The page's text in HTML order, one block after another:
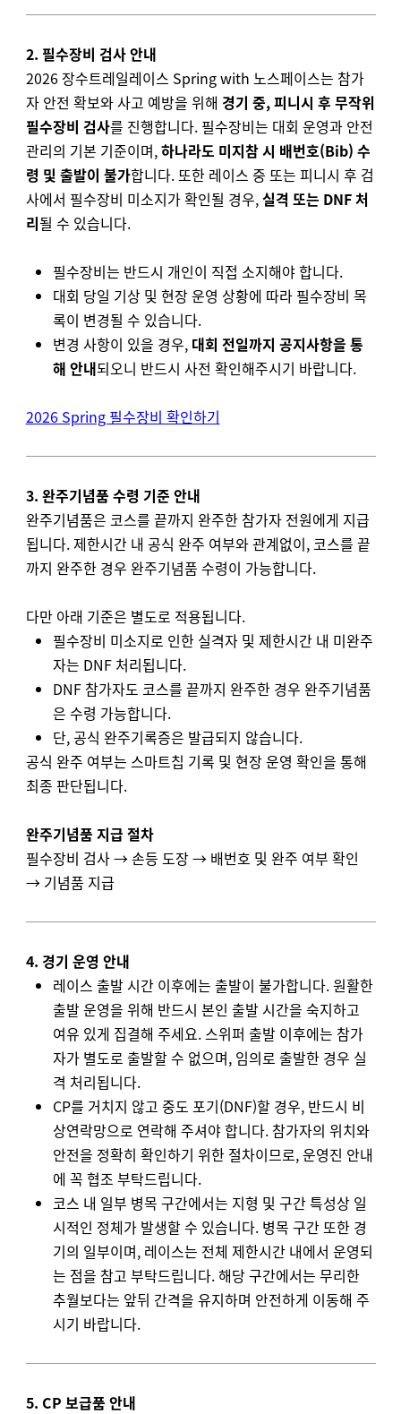
2. 필수장비 검사 안내
2026 장수트레일레이스 Spring with 노스페이스는 참가
자 안전 확보와 사고 예방을 위해 경기 중, 피니시 후 무작위
필수장비 검사를 진행합니다. 필수장비는 대회 운영과 안전
관리의 기본 기준이며,하나라도 미지참 시 배번호(Bib) 수
령 및 출발이 불가합니다.또한 레이스 중 또는 피니시 후 검
사에서 필수장비 미소지가 확인될 경우,실격 또는 DNF 처
리될 수 있습니다.
필수장비는 반드시 개인이 직접 소지해야 합니다.
대회 당일 기상 및 현장 운영 상황에 따라 필수장비 목
록이 변경될 수 있습니다.
변경 사항이 있을 경우, 대회 전일까지 공지사항을 통
해 안내되오니 반드시 사전 확인해주시기 바랍니다.
2026 Spring 필수장비 확인하기
3. 완주기념품 수령 기준 안내
완주기념품은 코스를 끝까지 완주한 참가자 전원에게 지급
됩니다. 제한시간 내 공식 완주 여부와 관계없이, 코스를 끝
까지 완주한 경우 완주기념품 수령이 가능합니다.
다만 아래 기준은 별도로 적용됩니다.
필수장비 미소지로 인한 실격자 및 제한시간 내 미완주
자는 DNF 처리됩니다.
DNF 참가자도 코스를 끝까지 완주한 경우 완주기념품
은 수령 가능합니다.
단, 공식 완주기록증은 발급되지 않습니다.
공식 완주 여부는 스마트칩 기록 및 현장 운영 확인을 통해
최종 판단됩니다.
완주기념품 지급 절차
필수장비 검사 → 손등 도장 → 배번호 및 완주 여부 확인
→ 기념품 지급
4. 경기 운영 안내
레이스 출발 시간 이후에는 출발이 불가합니다. 원활한
출발 운영을 위해 반드시 본인 출발 시간을 숙지하고
여유 있게 집결해 주세요. 스위퍼 출발 이후에는 참가
자가 별도로 출발할 수 없으며, 임의로 출발한 경우 실
격 처리됩니다.
CP를 거치지 않고 중도 포기(DNF)할 경우, 반드시 비
상연락망으로 연락해 주셔야 합니다. 참가자의 위치와
안전을 정확히 확인하기 위한 절차이므로, 운영진 안내
에 꼭 협조 부탁드립니다.
코스 내 일부 병목 구간에서는 지형 및 구간 특성상 일
시적인 정체가 발생할 수 있습니다. 병목 구간 또한 경
기의 일부이며, 레이스는 전체 제한시간 내에서 운영되
는 점을 참고 부탁드립니다. 해당 구간에서는 무리한
추월보다는 앞뒤 간격을 유지하며 안전하게 이동해 주
시기 바랍니다.
5. CP 보급품 안내